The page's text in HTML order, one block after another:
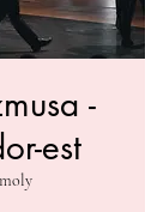
-
est